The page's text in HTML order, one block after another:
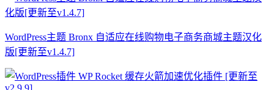
WordPress主题 Bronx 自适应在线购物电子商务商城主题汉化
版[更新至v1.4.7]